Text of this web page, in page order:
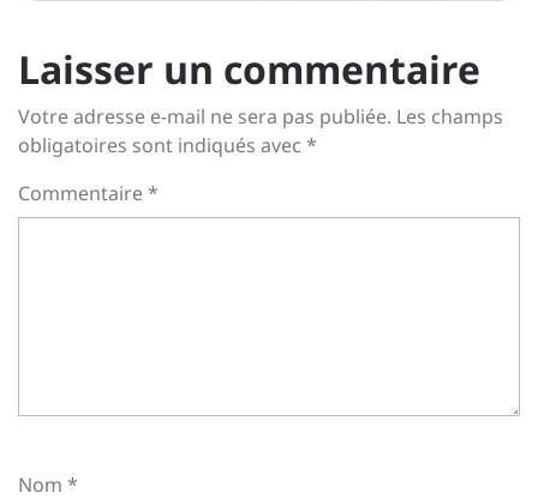
Laisser un commentaire
Votre adresse e-mail ne sera pas publiée. Les champs
obligatoires sont indiqués avec *
Commentaire*
Nom *